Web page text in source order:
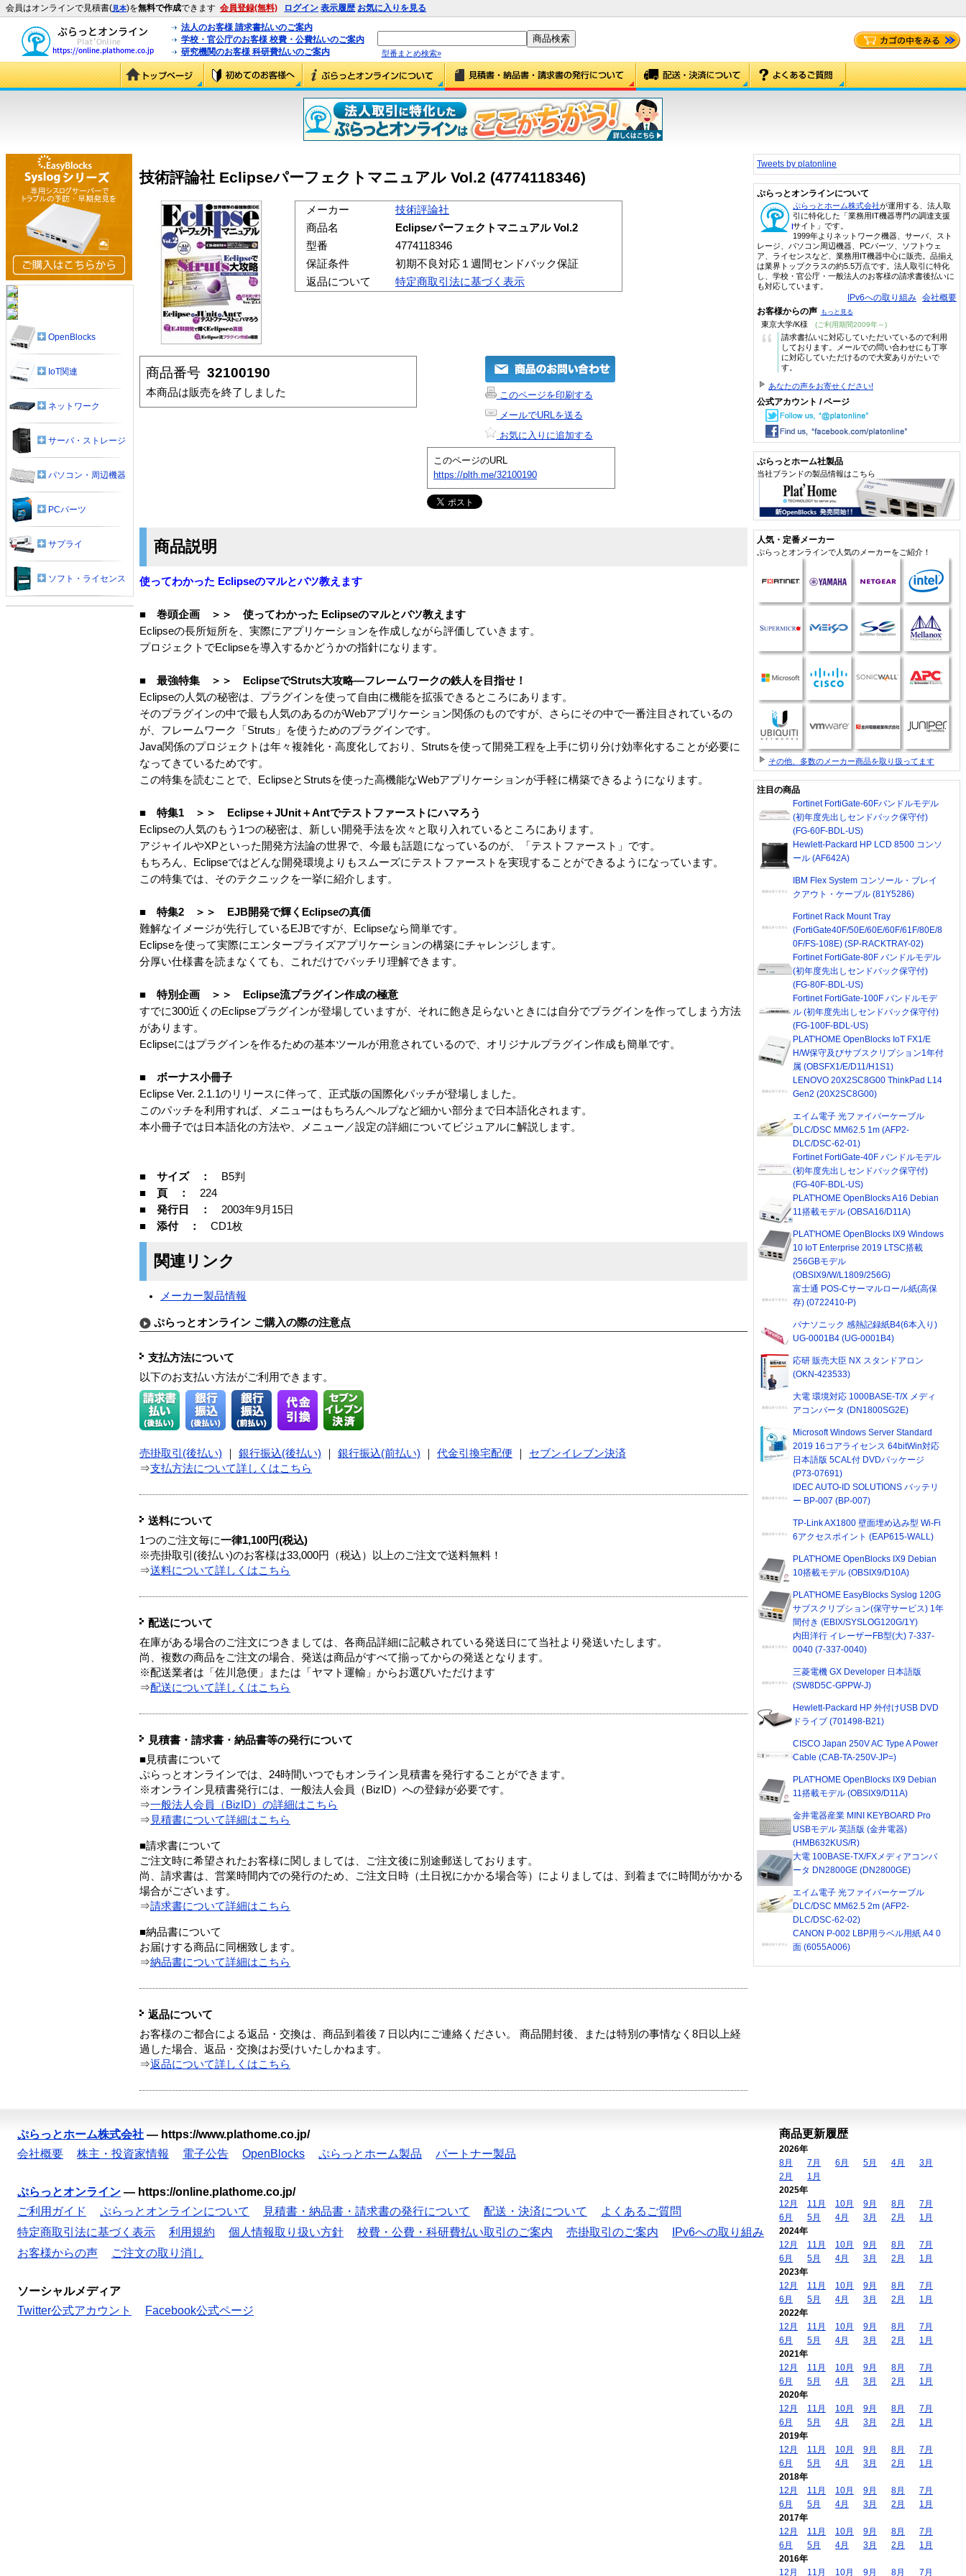
会員はオンラインで見積書(見本)を無料で作成できます 会員登録(無料) ログイン 表示履歴 お気に入りを見る
法人のお客様 請求書払いのご案内
学校・官公庁のお客様 校費・公費払いのご案内
研究機関のお客様 科研費払いのご案内
型番まとめ検索»
技術評論社 Eclipseパーフェクトマニュアル Vol.2 (4774118346)
メーカー
技術評論社
商品名
Eclipseパーフェクトマニュアル Vol.2
型番
4774118346
保証条件
初期不良対応１週間センドバック保証
返品について
特定商取引法に基づく表示
商品番号 32100190
本商品は販売を終了しました
このページを印刷する
メールでURLを送る
お気に入りに追加する
このページのURL
https://plth.me/32100190
商品説明
使ってわかった Eclipseのマルとバツ教えます
■ 巻頭企画 ＞＞ 使ってわかった Eclipseのマルとバツ教えます
Eclipseの長所短所を、実際にアプリケーションを作成しながら評価していきます。
プロジェクトでEclipseを導入するかどうかの指針になります。
■ 最強特集 ＞＞ EclipseでStruts大攻略―フレームワークの鉄人を目指せ！
Eclipseの人気の秘密は、プラグインを使って自由に機能を拡張できるところにあります。
そのプラグインの中で最も人気のあるのがWebアプリケーション関係のものですが、さらにその中で一番注目されているの
が、フレームワーク「Struts」を使うためのプラグインです。
Java関係のプロジェクトは年々複雑化・高度化しており、Strutsを使って開発工程を上手に切り分け効率化することが必要に
なってきているためです。
この特集を読むことで、EclipseとStrutsを使った高機能なWebアプリケーションが手軽に構築できるようになります。
■ 特集1 ＞＞ Eclipse＋JUnit＋Antでテストファーストにハマろう
Eclipseの人気のもう1つの秘密は、新しい開発手法を次々と取り入れているところにあります。
アジャイルやXPといった開発方法論の世界で、今最も話題になっているのが、「テストファースト」です。
もちろん、Eclipseではどんな開発環境よりもスムーズにテストファーストを実現することができるようになっています。
この特集では、そのテクニックを一挙に紹介します。
■ 特集2 ＞＞ EJB開発で輝くEclipseの真価
難解なイメージが先行しているEJBですが、Eclipseなら簡単です。
Eclipseを使って実際にエンタープライズアプリケーションの構築にチャレンジします。
分厚い仕様書を読まなくても、これだけでバッチリ理解できます。
■ 特別企画 ＞＞ Eclipse流プラグイン作成の極意
すでに300近くのEclipseプラグインが登場していますが、それに飽き足らないときには自分でプラグインを作ってしまう方法
があります。
Eclipseにはプラグインを作るための基本ツールが用意されているので、オリジナルプラグイン作成も簡単です。
■ ボーナス小冊子
Eclipse Ver. 2.1.1のリリースに伴って、正式版の国際化パッチが登場しました。
このパッチを利用すれば、メニューはもちろんヘルプなど細かい部分まで日本語化されます。
本小冊子では日本語化の方法や、メニュー／設定の詳細についてビジュアルに解説します。
■ サイズ ：
B5判
■ 頁 ： 224
■ 発行日 ： 2003年9月15日
■ 添付 ： CD1枚
関連リンク
メーカー製品情報
ぷらっとオンライン ご購入の際の注意点
支払方法について
以下のお支払い方法がご利用できます。
売掛取引(後払い) 銀行振込(後払い) 銀行振込(前払い) 代金引換宅配便
セブンイレブン決済
⇒支払方法について詳しくはこちら
送料について
1つのご注文毎に一律1,100円(税込)
※売掛取引(後払い)のお客様は33,000円（税込）以上のご注文で送料無料！
⇒送料について詳しくはこちら
配送について
在庫がある場合のご注文につきましては、各商品詳細に記載されている発送日にて当社より発送いたします。
尚、複数の商品をご注文の場合、発送は商品がすべて揃ってからの発送となります。
※配送業者は「佐川急便」または「ヤマト運輸」からお選びいただけます
⇒配送について詳しくはこちら
見積書・請求書・納品書等の発行について
■見積書について
ぷらっとオンラインでは、24時間いつでもオンライン見積書を発行することができます。
※オンライン見積書発行には、一般法人会員（BizID）への登録が必要です。
⇒一般法人会員（BizID）の詳細はこちら
⇒ 見積書について詳細はこちら
■請求書について
ご注文時に希望されたお客様に関しましては、ご注文後に別途郵送しております。
尚、請求書は、営業時間内での発行のため、ご注文日時（土日祝にかかる場合等）によりましては、到着までに時間がかかる
場合がございます。
⇒請求書について詳細はこちら
■納品書について
お届けする商品に同梱致します。
⇒納品書について詳細はこちら
返品について
お客様のご都合による返品・交換は、商品到着後７日以内にご連絡ください。 商品開封後、または特別の事情なく8日以上経
過した場合、返品・交換はお受けいたしかねます。
⇒返品について詳しくはこちら
OpenBlocks
IoT関連
ネットワーク
サーバ・ストレージ
パソコン・周辺機器
PCパーツ
サプライ
ソフト・ライセンス
Tweets by platonline
ぷらっとオンラインについて
ぷらっとホーム株式会社が運用する、法人取
引に特化した「業務用IT機器専門の調達支援
サイト」です。
1999年よりネットワーク機器、サーバ、スト
レージ、パソコン周辺機器、PCパーツ、ソフトウェ
ア、ライセンスなど、業務用IT機器中心に販売。品揃え
は業界トップクラスの約5.5万点です。法人取引に特化
し、学校・官公庁・一般法人のお客様の請求書後払いに
も対応しています。
IPv6への取り組み 会社概要
お客様からの声 もっと見る
東京大学/K様 (ご利用期間2009年～)
“
請求書払いに対応していただいているので利用
しております。メールでの問い合わせにも丁寧
に対応していただけるので大変ありがたいで
す。
あなたの声をお寄せください!
公式アカウント / ページ
ぷらっとホーム社製品
当社ブランドの製品情報はこちら
人気・定番メーカー
ぷらっとオンラインで人気のメーカーをご紹介！
その他、多数のメーカー商品を取り扱ってます
注目の商品
Fortinet FortiGate-60Fバンドルモデル
(初年度先出しセンドバック保守付)
(FG-60F-BDL-US)
Hewlett-Packard HP LCD 8500 コンソ
ール (AF642A)
IBM Flex System コンソール・ブレイ
クアウト・ケーブル (81Y5286)
Fortinet Rack Mount Tray
(FortiGate40F/50E/60E/60F/61F/80E/8
0F/FS-108E) (SP-RACKTRAY-02)
Fortinet FortiGate-80F バンドルモデル
(初年度先出しセンドバック保守付)
(FG-80F-BDL-US)
Fortinet FortiGate-100F バンドルモデ
ル (初年度先出しセンドバック保守付)
(FG-100F-BDL-US)
PLAT'HOME OpenBlocks IoT FX1/E
H/W保守及びサブスクリプション1年付
属 (OBSFX1/E/D11/H1S1)
LENOVO 20X2SC8G00 ThinkPad L14
Gen2 (20X2SC8G00)
エイム電子 光ファイバーケーブル
DLC/DSC MM62.5 1m (AFP2-
DLC/DSC-62-01)
Fortinet FortiGate-40F バンドルモデル
(初年度先出しセンドバック保守付)
(FG-40F-BDL-US)
PLAT'HOME OpenBlocks A16 Debian
11搭載モデル (OBSA16/D11A)
PLAT'HOME OpenBlocks IX9 Windows
10 IoT Enterprise 2019 LTSC搭載
256GBモデル
(OBSIX9/W/L1809/256G)
富士通 POS-Cサーマルロール紙(高保
存) (0722410-P)
パナソニック 感熱記録紙B4(6本入り)
UG-0001B4 (UG-0001B4)
応研 販売大臣 NX スタンドアロン
(OKN-423533)
大電 環境対応 1000BASE-T/X メディ
アコンバータ (DN1800SG2E)
Microsoft Windows Server Standard
2019 16コアライセンス 64bitWin対応
日本語版 5CAL付 DVDパッケージ
(P73-07691)
IDEC AUTO-ID SOLUTIONS バッテリ
ー BP-007 (BP-007)
TP-Link AX1800 壁面埋め込み型 Wi-Fi
6アクセスポイント (EAP615-WALL)
PLAT'HOME OpenBlocks IX9 Debian
10搭載モデル (OBSIX9/D10A)
PLAT'HOME EasyBlocks Syslog 120G
サブスクリプション(保守サービス) 1年
間付き (EBIX/SYSLOG120G/1Y)
内田洋行 イレーザーFB型(大) 7-337-
0040 (7-337-0040)
三菱電機 GX Developer 日本語版
(SW8D5C-GPPW-J)
Hewlett-Packard HP 外付けUSB DVD
ドライブ (701498-B21)
CISCO Japan 250V AC Type A Power
Cable (CAB-TA-250V-JP=)
PLAT'HOME OpenBlocks IX9 Debian
11搭載モデル (OBSIX9/D11A)
金井電器産業 MINI KEYBOARD Pro
USBモデル 英語版 (金井電器)
(HMB632KUS/R)
大電 100BASE-TX/FXメディアコンバ
ータ DN2800GE (DN2800GE)
エイム電子 光ファイバーケーブル
DLC/DSC MM62.5 2m (AFP2-
DLC/DSC-62-02)
CANON P-002 LBP用ラベル用紙 A4 0
面 (6055A006)
ぷらっとホーム株式会社 — https://www.plathome.co.jp/
会社概要
株主・投資家情報 電子公告 OpenBlocks ぷらっとホーム製品 パートナー製品
ぷらっとオンライン — https://online.plathome.co.jp/
ご利用ガイド
ぷらっとオンラインについて 見積書・納品書・請求書の発行について 配送・決済について
よくあるご質問
特定商取引法に基づく表示
利用規約 個人情報取り扱い方針 校費・公費・科研費払い取引のご案内 売掛取引のご案内
IPv6への取り組み
お客様からの声
ご注文の取り消し
ソーシャルメディア
Twitter公式アカウント
Facebook公式ページ
商品更新履歴
2026年
8月
7月 6月 5月 4月
3月
2月
1月
2025年
12月
11月 10月 9月 8月
7月
6月
5月 4月 3月 2月
1月
2024年
12月
11月 10月 9月 8月
7月
6月
5月 4月 3月 2月
1月
2023年
12月
11月 10月 9月 8月
7月
6月
5月 4月 3月 2月
1月
2022年
12月
11月 10月 9月 8月
7月
6月
5月 4月 3月 2月
1月
2021年
12月
11月 10月 9月 8月
7月
6月
5月 4月 3月 2月
1月
2020年
12月
11月 10月 9月 8月
7月
6月
5月 4月 3月 2月
1月
2019年
12月
11月 10月 9月 8月
7月
6月
5月 4月 3月 2月
1月
2018年
12月
11月 10月 9月 8月
7月
6月
5月 4月 3月 2月
1月
2017年
12月
11月 10月 9月 8月
7月
6月
5月 4月 3月 2月
1月
2016年
12月
11月 10月 9月 8月 7月